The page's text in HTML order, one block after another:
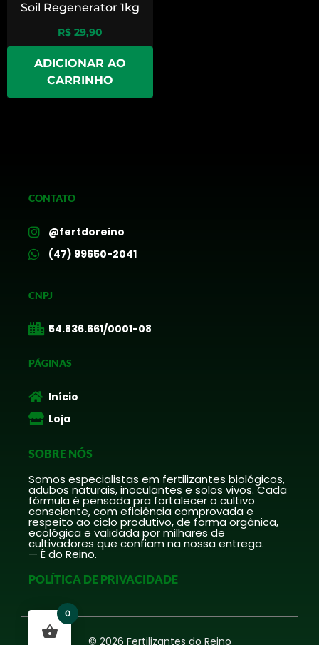
Soil Regenerator 1kg
R$ 29,90
ADICIONAR AO
CARRINHO
CONTATO
@fertdoreino
(47) 99650-2041
CNPJ
54.836.661/0001-08
PÁGINAS
Início
Loja
SOBRE NÓS
Somos especialistas em fertilizantes biológicos,
adubos naturais, inoculantes e solos vivos. Cada
fórmula é pensada pra fortalecer o cultivo
consciente, com eficiência comprovada e
respeito ao ciclo produtivo, de forma orgânica,
ecológica e validada por milhares de
cultivadores que confiam na nossa entrega.
— É do Reino.
POLÍTICA DE PRIVACIDADE
© 2026 Fertilizantes do Reino
0